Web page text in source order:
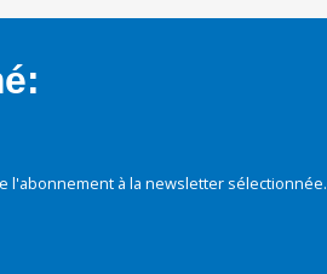
à la newsletter sélectionnée.